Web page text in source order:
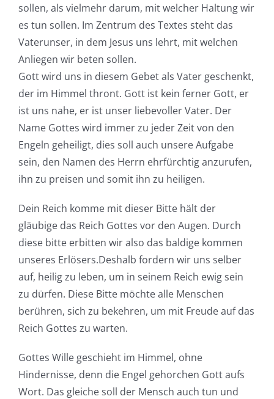
sollen, als vielmehr darum, mit welcher Haltung wir
es tun sollen. Im Zentrum des Textes steht das
Vaterunser, in dem Jesus uns lehrt, mit welchen
Anliegen wir beten sollen.
Gott wird uns in diesem Gebet als Vater geschenkt,
der im Himmel thront. Gott ist kein ferner Gott, er
ist uns nahe, er ist unser liebevoller Vater. Der
Name Gottes wird immer zu jeder Zeit von den
Engeln geheiligt, dies soll auch unsere Aufgabe
sein, den Namen des Herrn ehrfürchtig anzurufen,
ihn zu preisen und somit ihn zu heiligen.
Dein Reich komme mit dieser Bitte hält der
gläubige das Reich Gottes vor den Augen. Durch
diese bitte erbitten wir also das baldige kommen
unseres Erlösers.Deshalb fordern wir uns selber
auf, heilig zu leben, um in seinem Reich ewig sein
zu dürfen. Diese Bitte möchte alle Menschen
berühren, sich zu bekehren, um mit Freude auf das
Reich Gottes zu warten.
Gottes Wille geschieht im Himmel, ohne
Hindernisse, denn die Engel gehorchen Gott aufs
Wort. Das gleiche soll der Mensch auch tun und